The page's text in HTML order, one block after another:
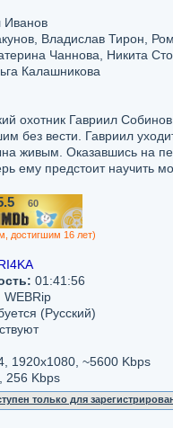
Иванов
Владислав Тирон,
Чаннова, Никита
Калашникова
охотник Гавриил
без вести. Гавриил
живым. Оказавшись на
ему предстоит научить
60
достигшим 16 лет)
01:41:56
WEBRip
(Русский)
1920x1080, ~5600 Kbps
256 Kbps
только для